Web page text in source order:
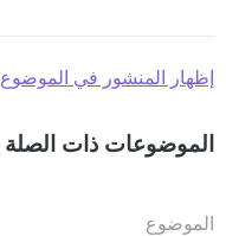
إظهار المنشور في الموضوع
الموضوعات ذات الصلة
الموضوع